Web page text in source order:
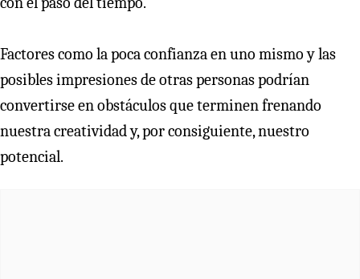
Factores como la poca confianza en uno mismo y las
posibles impresiones de otras personas podrían
convertirse en obstáculos que terminen frenando
nuestra creatividad y, por consiguiente, nuestro
potencial.